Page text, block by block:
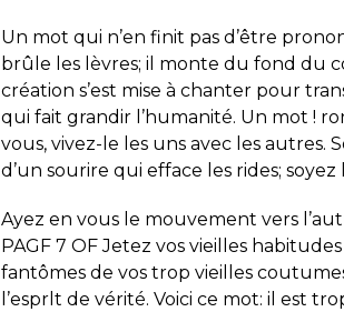
Un mot qui n’en finit pas d’être
brûle les lèvres; il monte du fond du
création s’est mise à chanter pour
qui fait grandir l’humanité. Un mot !
vous, vivez-le les uns avec les autres.
d’un sourire qui efface les rides;
Ayez en vous le mouvement vers
PAGF 7 OF Jetez vos vieilles
fantômes de vos trop vieilles
l’esprlt de vérité. Voici ce mot: il est